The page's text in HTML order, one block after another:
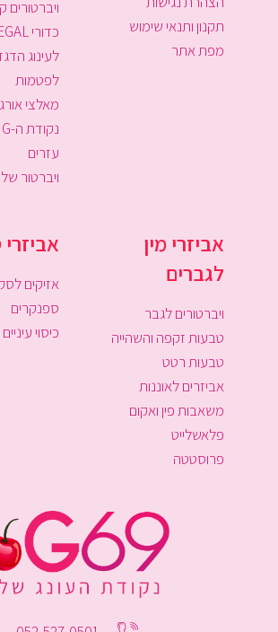
תקנון ותנאי שימוש
מפת אתר
ויברטורים
כדורי KEGAL
לעינוג
לפטמות
מאלצי
נקודת ה-G
עזרים
ויברטור
אביזרי מין
לגברים
ויברטורים לגבר
טבעות זקפה והשהייה
טבעות רטט
אביזרים לאוננות
משאבות פין ואקום
פלאשלייט
פרוסטטה
אזיקים
ספנקרים
כיסוי עיניים